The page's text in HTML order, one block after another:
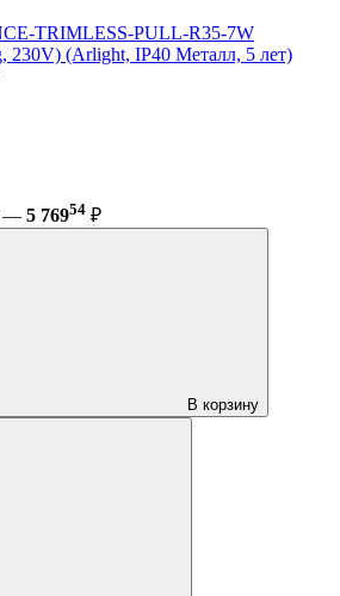
TRIMLESS-PULL-R35-7W
230V) (Arlight, IP40 Металл, 5 лет)
— 5 76954 ₽
В корзину